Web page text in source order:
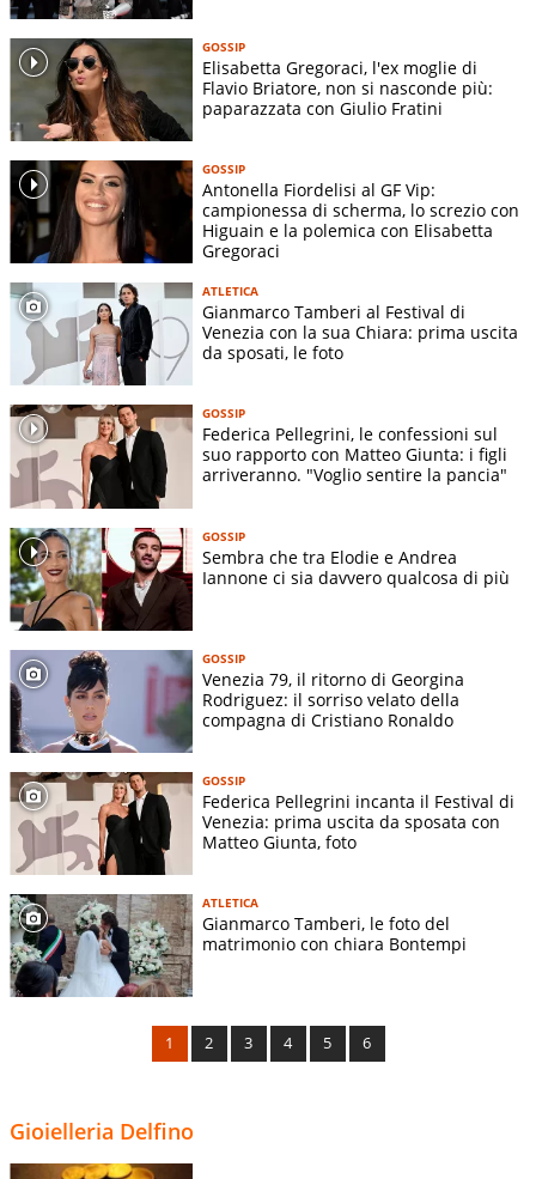
GOSSIP
Elisabetta Gregoraci, l'ex moglie di
Flavio Briatore, non si nasconde più:
paparazzata con Giulio Fratini
GOSSIP
Antonella Fiordelisi al GF Vip:
campionessa di scherma, lo screzio con
Higuain e la polemica con Elisabetta
Gregoraci
ATLETICA
Gianmarco Tamberi al Festival di
Venezia con la sua Chiara: prima uscita
da sposati, le foto
GOSSIP
Federica Pellegrini, le confessioni sul
suo rapporto con Matteo Giunta: i figli
arriveranno. "Voglio sentire la pancia"
GOSSIP
Sembra che tra Elodie e Andrea
Iannone ci sia davvero qualcosa di più
GOSSIP
Venezia 79, il ritorno di Georgina
Rodriguez: il sorriso velato della
compagna di Cristiano Ronaldo
GOSSIP
Federica Pellegrini incanta il Festival di
Venezia: prima uscita da sposata con
Matteo Giunta, foto
ATLETICA
Gianmarco Tamberi, le foto del
matrimonio con chiara Bontempi
1 2 3 4 5 6
Gioielleria Delfino